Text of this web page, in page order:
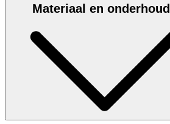
Materiaal en onderhoud